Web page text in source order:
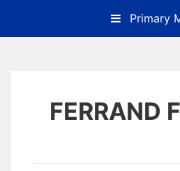
content
Primary
FERRAND